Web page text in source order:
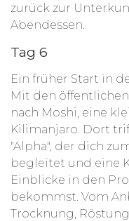
zurück zur
Abendessen.
Tag 6
Ein früher Start in
Mit den
nach Moshi, eine
Kilimanjaro. Dort
"Alpha", der dich
begleitet und eine
Einblicke in den
bekommst. Vom
Trocknung,